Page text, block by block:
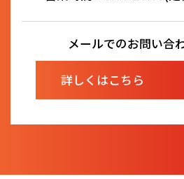
メールでのお問い合
詳しくはこちら